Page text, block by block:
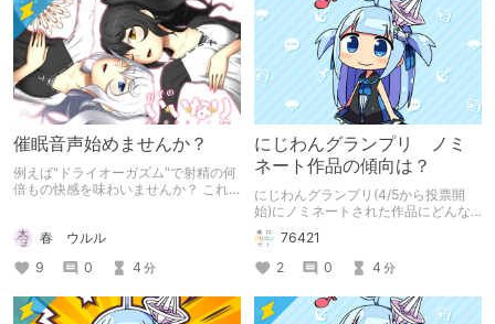
催眠音声始めませんか？
例えば"ドライオーガズム"で射精の何
倍もの快感を味わいませんか？ これ
とができます。
春 ウルル
9
0 4 分
にじわんグランプリ ノミ
ネート作品の傾向は？
にじわんグランプリ(4/5から投票開
始)にノミネートされた作品にどんな
傾向があるのか考えてみた。
76421
2
0 4 分